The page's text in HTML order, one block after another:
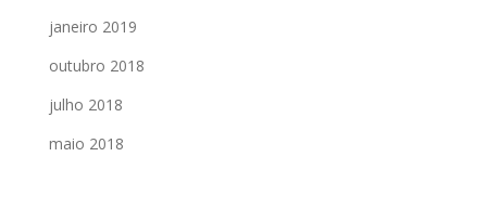
janeiro 2019
outubro 2018
julho 2018
maio 2018